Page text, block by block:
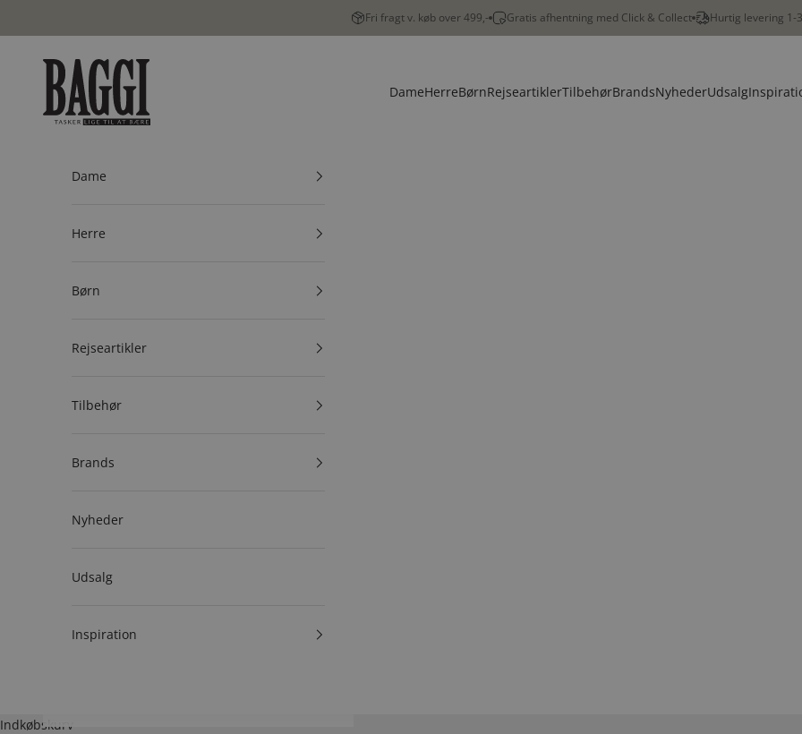
Fri fragt v. køb over 499,- Gratis afhentning med Click & Collect Hurtig levering 1-
BAGGI
DameHerreBørnRejseartiklerTilbehørBrandsNyhederUdsalg
Dame
Herre
Børn
Rejseartikler
Tilbehør
Brands
Nyheder
Udsalg
Inspiration
Indkøbskurv